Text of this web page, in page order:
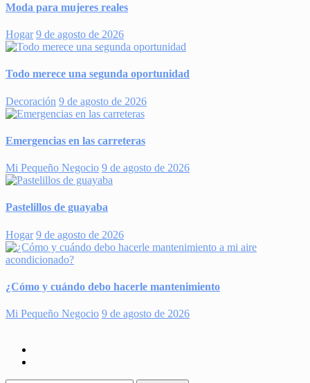
Moda para mujeres reales
Hogar 9 de agosto de 2026
Todo merece una segunda oportunidad
Decoración 9 de agosto de 2026
Emergencias en las carreteras
Mi Pequeño Negocio 9 de agosto de 2026
Pastelillos de guayaba
Hogar 9 de agosto de 2026
¿Cómo y cuándo debo hacerle mantenimiento
Mi Pequeño Negocio 9 de agosto de 2026